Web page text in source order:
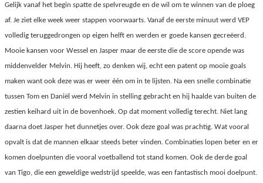
Gelijk vanaf het begin spatte de spelvreugde en de wil om te winnen van de ploeg
af. Je ziet elke week weer stappen voorwaarts. Vanaf de eerste minuut werd VEP
volledig teruggedrongen op eigen helft en werden er goede kansen gecreëerd.
Mooie kansen voor Wessel en Jasper maar de eerste die de score opende was
middenvelder Melvin. Hij heeft, zo denken wij, echt een patent op mooie goals
maken want ook deze was er weer één om in te lijsten. Na een snelle combinatie
tussen Tom en Daniël werd Melvin in stelling gebracht en hij haalde van buiten de
zestien keihard uit in de bovenhoek. Op dat moment volledig terecht. Niet lang
daarna doet Jasper het dunnetjes over. Ook deze goal was prachtig. Wat vooral
opvalt is dat de mannen elkaar steeds beter vinden. Combinaties lopen beter en er
komen doelpunten die vooral voetballend tot stand komen. Ook de derde goal
van Tigo, die een geweldige wedstrijd speelde, was een fantastisch mooi doelpunt.